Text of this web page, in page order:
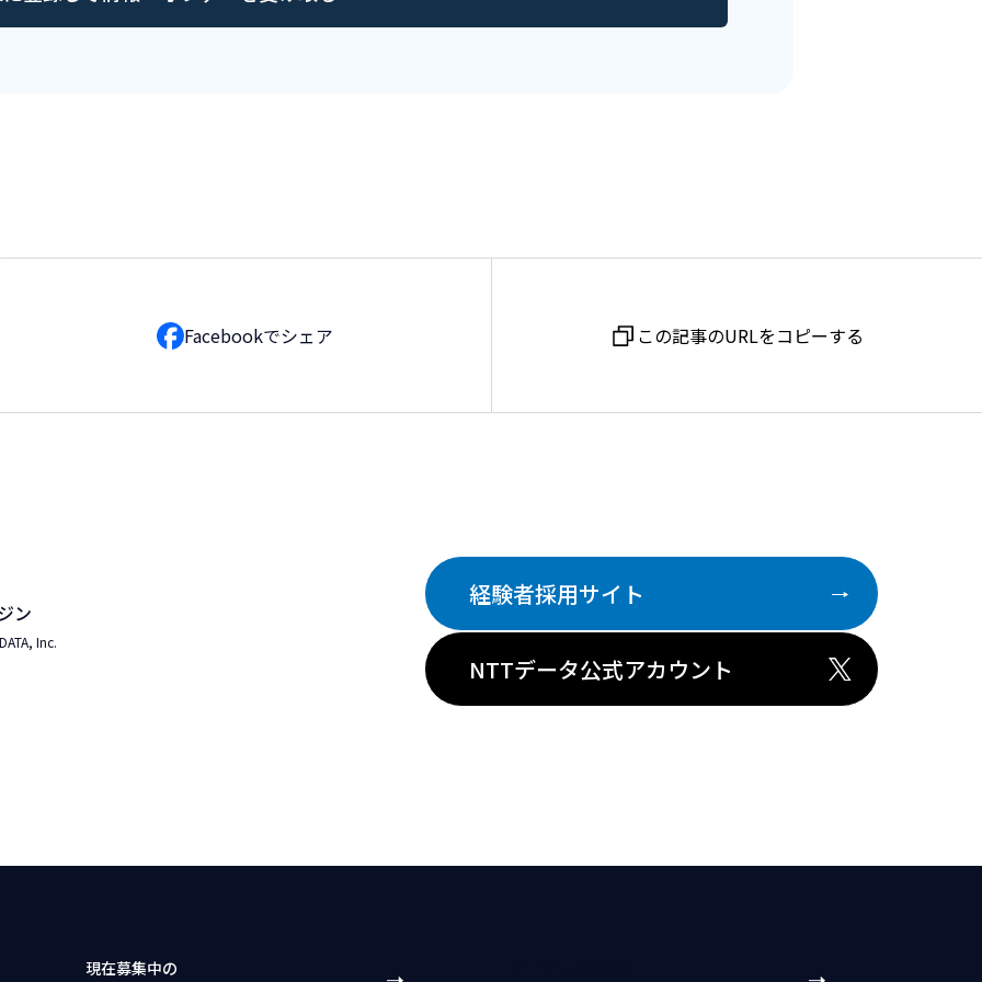
Facebookでシェア この記事のURLをコピーする
ン
Inc.
経験者採用サイト
NTTデータ公式アカウント
現在募集中の